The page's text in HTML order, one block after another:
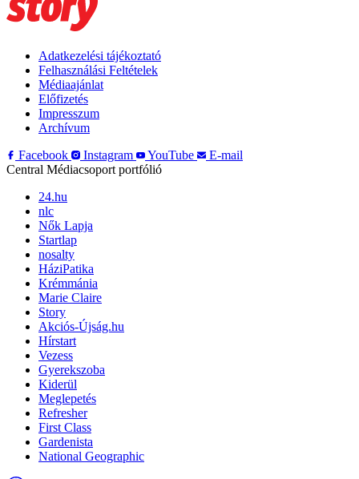
Adatkezelési tájékoztató
Felhasználási Feltételek
Médiaajánlat
Előfizetés
Impresszum
Archívum
Facebook
Instagram YouTube
E-mail
Central Médiacsoport portfólió
24.hu
nlc
Nők Lapja
Startlap
nosalty
HáziPatika
Krémmánia
Marie Claire
Story
Akciós-Újság.hu
Hírstart
Vezess
Gyerekszoba
Kiderül
Meglepetés
Refresher
First Class
Gardenista
National Geographic